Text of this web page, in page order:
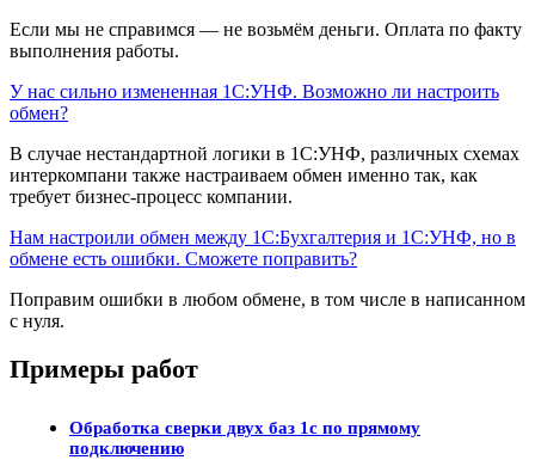
Если мы не справимся — не возьмём деньги. Оплата по факту
выполнения работы.
У нас сильно измененная 1С:УНФ. Возможно ли настроить
обмен?
В случае нестандартной логики в 1С:УНФ, различных схемах
интеркомпани также настраиваем обмен именно так, как
требует бизнес-процесс компании.
Нам настроили обмен между 1С:Бухгалтерия и 1С:УНФ, но в
обмене есть ошибки. Сможете поправить?
Поправим ошибки в любом обмене, в том числе в написанном
с нуля.
Примеры работ
Обработка сверки двух баз 1с по прямому
подключению